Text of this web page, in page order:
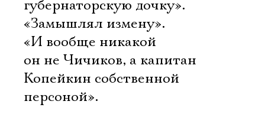
губернаторскую дочку».
«Замышлял измену».
«И вообще никакой
он не Чичиков, а капитан
Копейкин собственной
персоной».